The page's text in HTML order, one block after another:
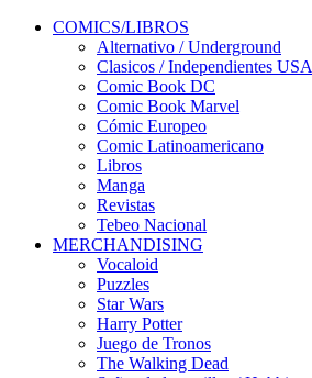
COMICS/LIBROS
Alternativo / Underground
Clasicos / Independientes USA
Comic Book DC
Comic Book Marvel
Cómic Europeo
Comic Latinoamericano
Libros
Manga
Revistas
Tebeo Nacional
MERCHANDISING
Vocaloid
Puzzles
Star Wars
Harry Potter
Juego de Tronos
The Walking Dead